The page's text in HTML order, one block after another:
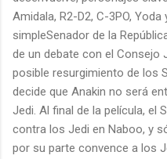
Amidala, R2-D2, C-3PO,
simpleSenador de la
de un debate con el Consejo
posible resurgimiento de los
decide que Anakin no será
Jedi. Al final de la película, el
contra los Jedi en Naboo, y
por su parte convence a los